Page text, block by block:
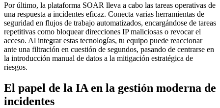
Por último, la plataforma SOAR lleva a cabo las tareas operativas de
una respuesta a incidentes eficaz. Conecta varias herramientas de
seguridad en flujos de trabajo automatizados, encargándose de tareas
repetitivas como bloquear direcciones IP maliciosas o revocar el
acceso. Al integrar estas tecnologías, tu equipo puede reaccionar
ante una filtración en cuestión de segundos, pasando de centrarse en
la introducción manual de datos a la mitigación estratégica de
riesgos.
El papel de la IA en la gestión moderna de
incidentes